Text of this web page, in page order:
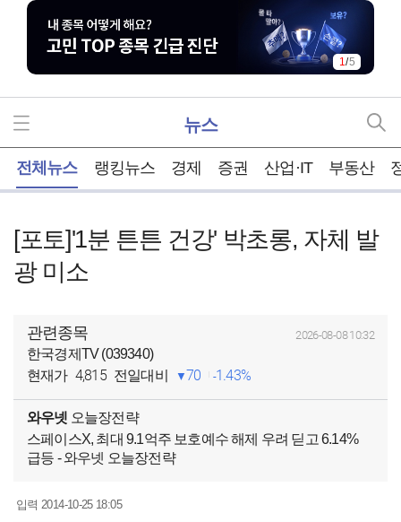
1/5
뉴스
전체뉴스 랭킹뉴스 경제 증권 산업·IT 부동산
[포토]'1분 튼튼 건강' 박초롱, 자체 발
광 미소
관련종목 2026-08-08 10:32
한국경제TV (039340)
현재가 4,815 전일대비 70 1.43%
와우넷 오늘장전략
스페이스X, 최대 9.1억주 보호예수 해제 우려 딛고 6.14%
급등 - 와우넷 오늘장전략
입력2014-10-25 18:05